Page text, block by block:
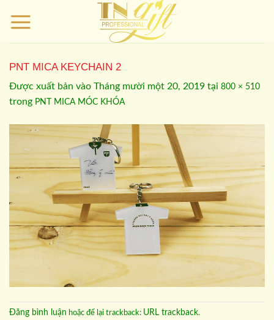
qua
PNT MICA KEYCHAIN 2
Được xuất bản vào Tháng mười một 20, 2019 tại 800 × 510
trong PNT MICA MÓC KHÓA
Đăng bình luận hoặc để lại trackback: URL trackback.